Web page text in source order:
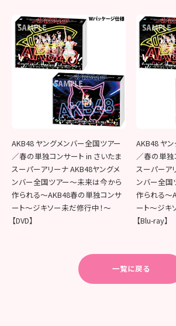
AKB48 ヤングメンバー全国ツアー
／春の単独コンサート in さいたま
スーパーアリーナ AKB48ヤングメ
ンバー全国ツアー～未来は今から
作られる～AKB48春の単独コンサ
ート～ジキソー未だ修行中！～
【DVD】
AKB48 ヤ
／春の単独
スーパーア
ンバー全国
作られる～
ート～ジキ
【Blu-ray】
一覧に戻る